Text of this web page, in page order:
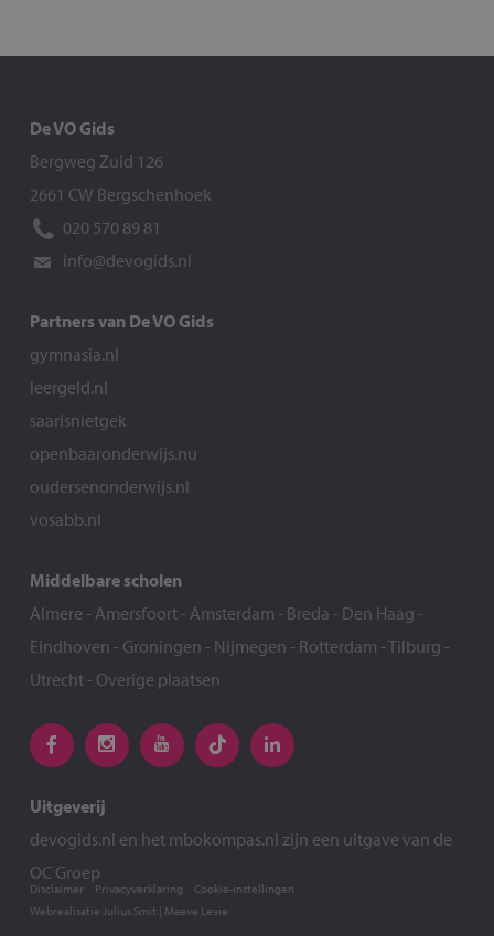
De VO Gids
Bergweg Zuid 126
2661 CW Bergschenhoek
020 570 89 81
info@devogids.nl
Partners van De VO Gids
gymnasia.nl
leergeld.nl
saarisnietgek
openbaaronderwijs.nu
oudersenonderwijs.nl
vosabb.nl
Middelbare scholen
Almere - Amersfoort- Amsterdam - Breda - Den Haag -
Eindhoven - Groningen - Nijmegen - Rotterdam -Tilburg -
Utrecht- Overige plaatsen
Uitgeverij
devogids.nl en het mbokompas.nl zijn een uitgave van de
OC Groep
Webrealisatie Julius Smit | Maeve Levie
Disclaimer Privacyverklaring Cookie-instellingen